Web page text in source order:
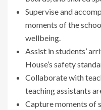
Supervise and
moments of the
wellbeing.
Assist in students’
House’s safety
Collaborate with
teaching assistants
Capture moments of